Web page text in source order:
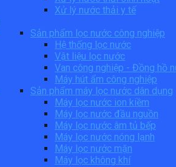
Xử lý nước thải y tế
Sản phẩm lọc nước công nghiệp
Hệ thống lọc nước
Vật liệu lọc nước
Van công nghiệp - Đồng hồ
Máy hút ẩm công nghiệp
Sản phẩm máy lọc nước dân dụng
Máy lọc nước ion kiềm
Máy lọc nước đầu nguồn
Máy lọc nước âm tủ bếp
Máy lọc nước nóng lạnh
Máy lọc nước mặn
Máy lọc không khí